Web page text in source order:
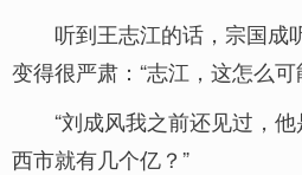
听到王志江的话，宗国成
变得很严肃：“志江，这怎么可
“刘成风我之前还见过，
西市就有几个亿？”